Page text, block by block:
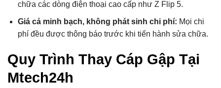
chữa các dòng điện thoại cao cấp như Z Flip 5.
Giá cả minh bạch, không phát sinh chi phí: Mọi chi
phí đều được thông báo trước khi tiến hành sửa chữa.
Quy Trình Thay Cáp Gập Tại
Mtech24h